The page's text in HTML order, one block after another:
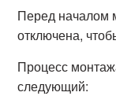
Перед началом
отключена,
Процесс
следующий: